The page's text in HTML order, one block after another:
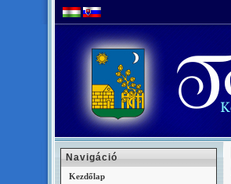
Navigáció
Kezdőlap